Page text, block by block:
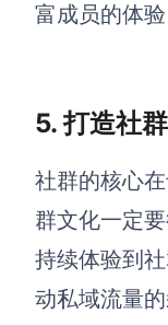
富成员的体
5. 打造社
社群的核心
群文化一定
持续体验到
动私域流量